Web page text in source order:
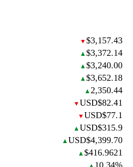
▼ $3,157.43
▲ $3,372.14
▲ $3,240.00
▲ $3,652.18
▲ 2,350.44
▼ USD$82.41
▼ USD$77.1
▲ USD$315.9
▲ USD$4,399.70
▲ $416.9621
10.34%